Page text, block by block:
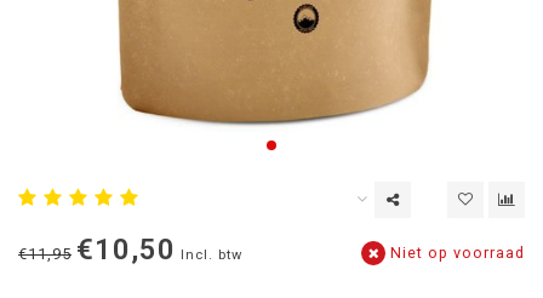
€11,95 €10,50 Incl. btw Niet op voorraad